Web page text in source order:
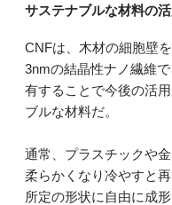
サステナブルな材料の
CNFは、木材の細胞壁
3nmの結晶性ナノ繊維
有することで今後の活
ブルな材料だ。
通常、プラスチックや
柔らかくなり冷やすと
所定の形状に自由に成形